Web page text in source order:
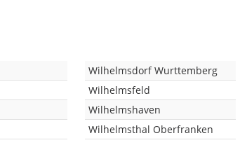
Wilhelmsdorf Wurttemberg
Wilhelmsfeld
Wilhelmshaven
Wilhelmsthal Oberfranken